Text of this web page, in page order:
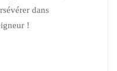
dans
!